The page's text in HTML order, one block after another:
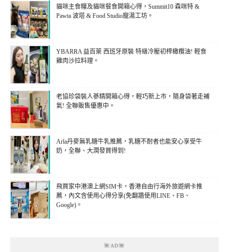
貓咪主食糧及貓咪餐食開箱心得，Summit10 森咪特 &
Pawta 波塔 & Food Studio寵湯工坊。
YBARRA 益百萊 西班牙原裝 特級冷壓初榨橄欖油! 輕食
雞肉沙拉料理。
老協珍袋裝人蔘精開箱心得，輕巧新上市，隨身袋著走補
氣! 全聯販售優惠中。
Arla丹麥無乳糖牛乳推薦，乳糖不耐者也能安心享受牛
奶，全聯、大潤發買得到!
飛買家中港澳上網SIM卡，香港自由行海外旅遊網卡推
薦，內文含使用心得分享(免翻牆使用LINE、FB、
Google)。
🌺AD🌺